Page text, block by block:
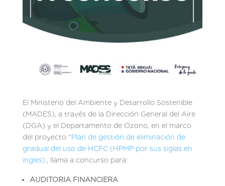
El Ministerio del Ambiente y Desarrollo Sostenible
(MADES), a través de la Dirección General del Aire
(DGA) y el Departamento de Ozono, en el marco
del proyecto “Plan de gestión de eliminación de
gradual del uso de HCFC (HPMP por sus siglas en
ingles)., llama a concurso para:
AUDITORIA FINANCIERA